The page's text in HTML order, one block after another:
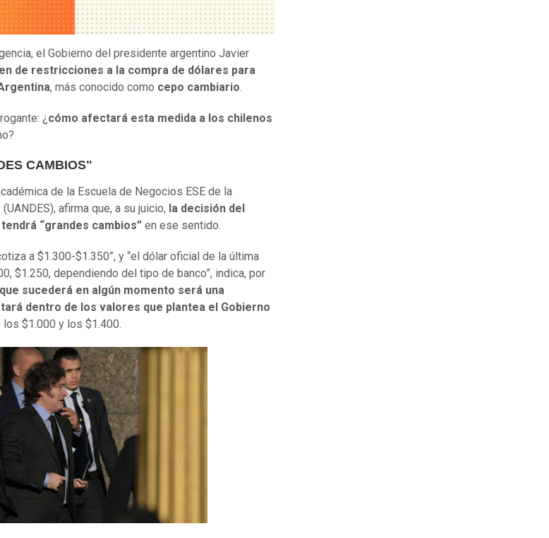
el Gobierno del presidente argentino Javier
de restricciones a la compra de dólares para
, más conocido como cepo cambiario.
¿ cómo afectará esta medida a los chilenos
CAMBIOS"
de la Escuela de Negocios ESE de la
afirma que, a su juicio, la decisión del
“grandes cambios” en ese sentido.
a $1.300-$1.350”, y “el dólar oficial de la última
$1.250, dependiendo del tipo de banco”, indica, por
que sucederá en algún momento será una
dentro de los valores que plantea el Gobierno
los $1.000 y los $1.400.